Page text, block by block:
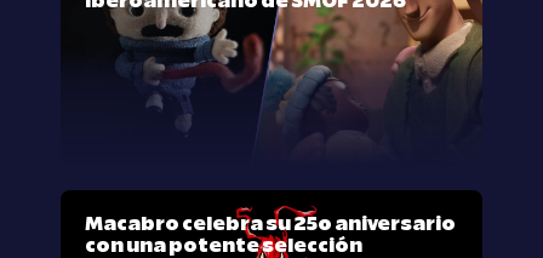
Macabro celebra su 25º aniversario
con una potente selección